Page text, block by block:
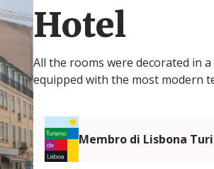
Hotel
All the rooms were decorated in
equipped with the most modern
Membro di Lisbona